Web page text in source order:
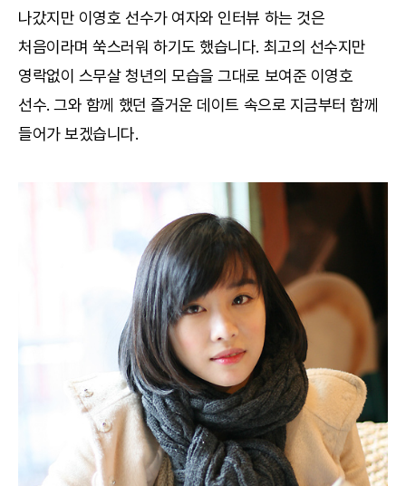
나갔지만 이영호 선수가 여자와 인터뷰 하는 것은
처음이라며 쑥스러워 하기도 했습니다. 최고의 선수지만
영락없이 스무살 청년의 모습을 그대로 보여준 이영호
선수. 그와 함께 했던 즐거운 데이트 속으로 지금부터 함께
들어가 보겠습니다.